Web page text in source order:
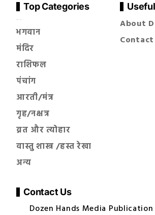
Top Categories
भगवान
मंदिर
राशिफल
पंचांग
आरती/मंत्र
गृह/नक्षत्र
व्रत और त्योहार
वास्तु शास्त्र /हस्त रेखा
अन्य
About
Contact
Contact Us
Dozen Hands Media Publication